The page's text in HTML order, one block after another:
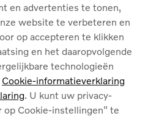
op in uw mobiele telefoon.
en advertenties te tonen,
website te verbeteren en
op accepteren te klikken
en het daaropvolgende
technologieën
Cookie-informatieverklaring
. U kunt uw privacy-
Cookie-instellingen" te